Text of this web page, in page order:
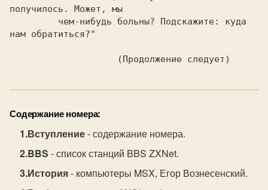
получилось. Может, мы
нам обратиться?"
Содержание номера:
Вступление- содержание номера.
BBS - список станций BBS ZXNet.
История- компьютеры MSX, Егор Вознесенский.